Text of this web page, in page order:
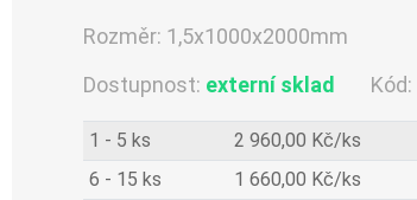
Rozměr: 1,5x1000x2000mm
Dostupnost: externí sklad Kód:
1 - 5 ks 2 960,00 Kč/ks
6 - 15 ks
1 660,00 Kč/ks